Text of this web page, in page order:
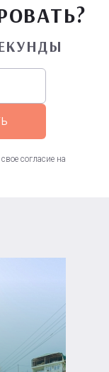
согласие на